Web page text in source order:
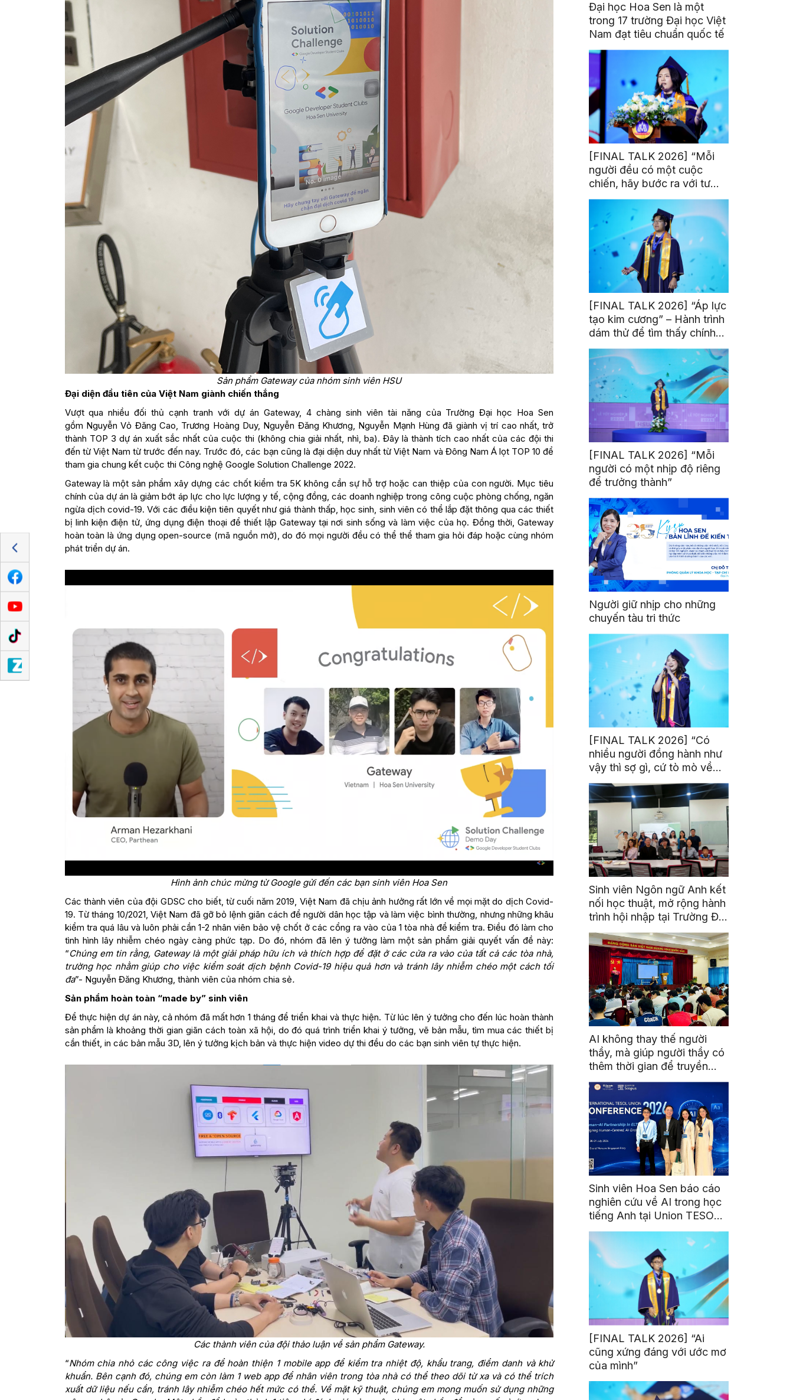
Sản phẩm Gateway của nhóm sinh viên HSU
Đại diện đầu tiên của Việt Nam giành chiến thắng
Vượt qua nhiều đối thủ cạnh tranh với dự án Gateway, 4 chàng sinh viên tài năng của Trường Đại học Hoa Sen
gồm Nguyễn Vỏ Đăng Cao, Trương Hoàng Duy, Nguyễn Đăng Khương, Nguyễn Mạnh Hùng đã giành vị trí cao nhất, trở
thành TOP 3 dự án xuất sắc nhất của cuộc thi (không chia giải nhất, nhì, ba). Đây là thành tích cao nhất của các đội thi
đến từ Việt Nam từ trước đến nay. Trước đó, các bạn cũng là đại diện duy nhất từ Việt Nam và Đông Nam Á lọt TOP 10 để
tham gia chung kết cuộc thi Công nghệ Google Solution Challenge 2022.
Gateway là một sản phẩm xây dựng các chốt kiểm tra 5K không cần sự hỗ trợ hoặc can thiệp của con người. Mục tiêu
chính của dự án là giảm bớt áp lực cho lực lượng y tế, cộng đồng, các doanh nghiệp trong công cuộc phòng chống, ngăn
ngừa dịch covid-19. Với các điều kiện tiên quyết như giá thành thấp, học sinh, sinh viên có thể lắp đặt thông qua các thiết
bị linh kiện điện tử, ứng dụng điện thoại để thiết lập Gateway tại nơi sinh sống và làm việc của họ. Đồng thời, Gateway
hoàn toàn là ứng dụng open-source (mã nguồn mở), do đó mọi người đều có thể thể tham gia hỏi đáp hoặc cùng nhóm
phát triển dự án.
Hình ảnh chúc mừng từ Google gửi đến các bạn sinh viên Hoa Sen
Các thành viên của đội GDSC cho biết, từ cuối năm 2019, Việt Nam đã chịu ảnh hưởng rất lớn về mọi mặt do dịch Covid-
19. Từ tháng 10/2021, Việt Nam đã gỡ bỏ lệnh giãn cách để người dân học tập và làm việc bình thường, nhưng những khâu
kiểm tra quá lâu và luôn phải cần 1-2 nhân viên bảo vệ chốt ở các cổng ra vào của 1 tòa nhà để kiểm tra. Điều đó làm cho
tình hình lây nhiễm chéo ngày càng phức tạp. Do đó, nhóm đã lên ý tưởng làm một sản phẩm giải quyết vấn đề này:
“Chúng em tin rằng, Gateway là một giải pháp hữu ích và thích hợp để đặt ở các cửa ra vào của tất cả các tòa nhà,
trường học nhằm giúp cho việc kiểm soát dịch bệnh Covid-19 hiệu quả hơn và tránh lây nhiễm chéo một cách tối
đa”- Nguyễn Đăng Khương, thành viên của nhóm chia sẻ.
Sản phẩm hoàn toàn “made by” sinh viên
Để thực hiện dự án này, cả nhóm đã mất hơn 1 tháng để triển khai và thực hiện. Từ lúc lên ý tưởng cho đến lúc hoàn thành
sản phẩm là khoảng thời gian giãn cách toàn xã hội, do đó quá trình triển khai ý tưởng, vẽ bản mẫu, tìm mua các thiết bị
cần thiết, in các bản mẫu 3D, lên ý tưởng kịch bản và thực hiện video dự thi đều do các bạn sinh viên tự thực hiện.
Các thành viên của đội thảo luận về sản phẩm Gateway.
“Nhóm chia nhỏ các công việc ra để hoàn thiện 1 mobile app để kiểm tra nhiệt độ, khẩu trang, điểm danh và khử
khuẩn. Bên cạnh đó, chúng em còn làm 1 web app để nhân viên trong tòa nhà có thể theo dõi từ xa và có thể trích
xuất dữ liệu nếu cần, tránh lây nhiễm chéo hết mức có thể. Về mặt kỹ thuật, chúng em mong muốn sử dụng những
Đại học Hoa Sen là một
trong 17 trường Đại học Việt
Nam đạt tiêu chuẩn quốc tế
[FINAL TALK 2026] “Mỗi
người đều có một cuộc
chiến, hãy bước ra với tư
thế của người chiến thắng”
[FINAL TALK 2026] “Áp lực
tạo kim cương” – Hành trình
dám thử để tìm thấy chính
mình
[FINAL TALK 2026] “Mỗi
người có một nhịp độ riêng
để trưởng thành”
Người giữ nhịp cho những
chuyến tàu tri thức
[FINAL TALK 2026] “Có
nhiều người đồng hành như
vậy thì sợ gì, cứ tò mò về
thế giới thôi”
Sinh viên Ngôn ngữ Anh kết
nối học thuật, mở rộng hành
trình hội nhập tại Trường Đại
học Quốc gia Malaysia
AI không thay thế người
thầy, mà giúp người thầy có
thêm thời gian để truyền
cảm hứng
Sinh viên Hoa Sen báo cáo
nghiên cứu về AI trong học
tiếng Anh tại Union TESOL
2026 ở Singapore
[FINAL TALK 2026] “Ai
cũng xứng đáng với ước mơ
của mình”